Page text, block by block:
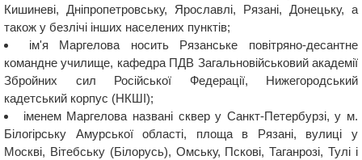
Кишиневі, Дніпропетровську, Ярославлі, Рязані, Донецьку, а
також у безлічі інших населених пунктів;
ім'я Маргелова носить Рязанське повітряно-десантне
командне училище, кафедра ПДВ Загальновійськовий академії
Збройних сил Російської Федерації, Нижегородський
кадетський корпус (НКШІ);
іменем Маргелова названі сквер у Санкт-Петербурзі, у м.
Білогірську Амурської області, площа в Рязані, вулиці у
Москві, Вітебську (Білорусь), Омську, Пскові, Таганрозі, Тулі і